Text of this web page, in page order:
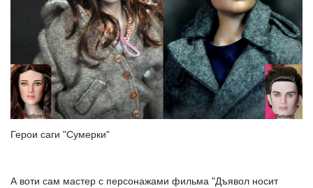
Герои саги "Сумерки"
А воти сам мастер с персонажами фильма "Дъявол носит